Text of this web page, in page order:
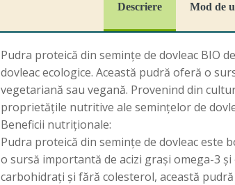
Descriere Mod de
Pudra proteică din semințe de dovleac BIO
dovleac ecologice. Această pudră oferă o
vegetariană sau vegană. Provenind din
proprietățile nutritive ale semințelor de
Beneficii nutriționale:
Pudra proteică din semințe de dovleac este
o sursă importantă de acizi grași omega-3
carbohidrați și fără colesterol, această